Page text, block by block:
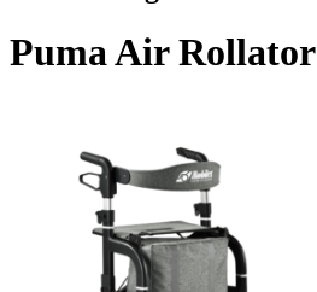
Puma Air Rollator